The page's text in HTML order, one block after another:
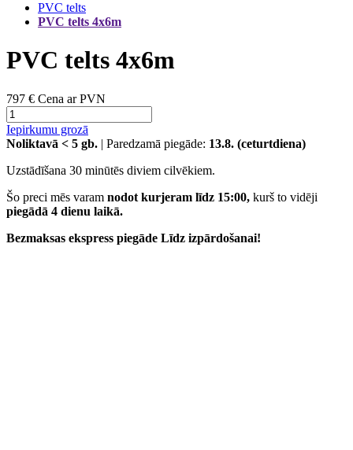
PVC telts
PVC telts 4x6m
PVC telts 4x6m
797 € Cena ar PVN
Iepirkumu grozā
Noliktavā < 5 gb. | Paredzamā piegāde: 13.8. (ceturtdiena)
Uzstādīšana 30 minūtēs diviem cilvēkiem.
Šo preci mēs varam nodot kurjeram līdz 15:00, kurš to vidēji
piegādā 4 dienu laikā.
Bezmaksas ekspress piegāde Līdz izpārdošanai!